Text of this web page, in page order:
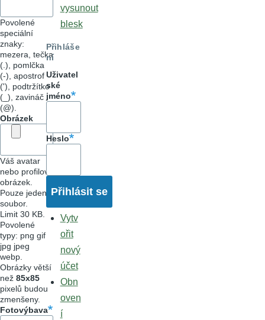
Povolené
speciální
znaky:
mezera, tečka
(.), pomlčka
(-), apostrof
('), podtržítko
(_), zavináč
(@).
Obrázek
Váš avatar
nebo profilový
obrázek.
Pouze jeden
soubor.
Limit 30 KB.
Povolené
typy: png gif
jpg jpeg
webp.
Obrázky větší
než 85x85
pixelů budou
zmenšeny.
Fotovýbava
vysunout
blesk
Přihláše
ní
Uživatel
ské
jméno
Heslo
Vytv
ořit
nový
účet
Obn
oven
í